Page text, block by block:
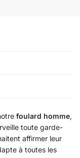
foulard homme,
toute garde-
affirmer leur
à toutes les